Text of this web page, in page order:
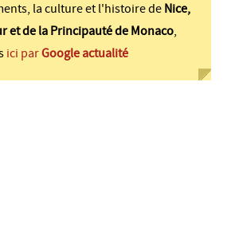
la culture et l'histoire de Nice,
et de la Principauté de Monaco,
ici parGoogle actualité